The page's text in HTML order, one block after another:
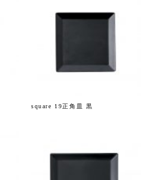
square 19正角皿 黒